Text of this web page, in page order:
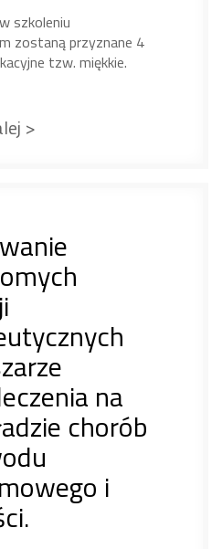
szkoleniu
zostaną przyznane 4
tzw. miękkie.
>
na
chorób
i